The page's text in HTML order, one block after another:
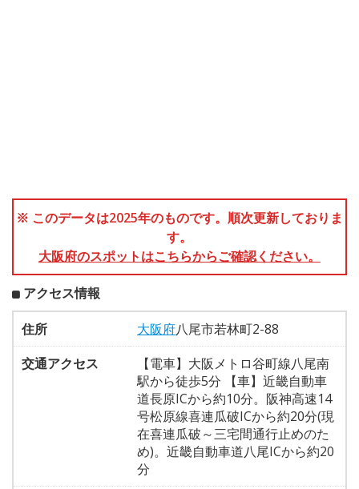
※ このデータは2025年のものです。順次更新しておりま
す。
大阪府のスポットはこちらからご確認ください。
アクセス情報
住所 大阪府八尾市若林町2-88
交通アクセス
【電車】大阪メトロ谷町線八尾南
駅から徒歩5分 【車】近畿自動車
道長原ICから約10分。阪神高速14
号松原線喜連瓜破ICから約20分(現
在喜連瓜破～三宅間通行止めのた
め)。近畿自動車道八尾ICから約20
分